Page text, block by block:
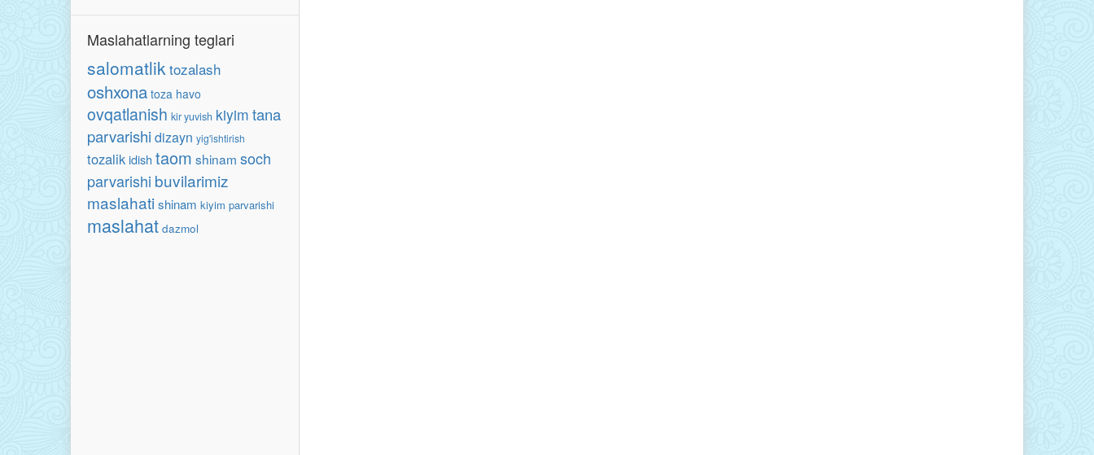
Maslahatlarning teglari
salomatliktozalash
oshxona toza havo
ovqatlanish kir yuvish kiyim tana
parvarishi dizayn yig'ishtirish
tozalikidish taom shinam soch
parvarishi buvilarimiz
maslahati shinam kiyim parvarishi
maslahat dazmol